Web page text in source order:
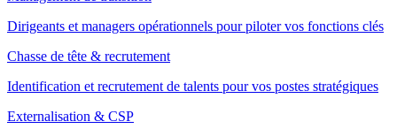
Dirigeants et managers opérationnels pour piloter vos fonctions clés
Chasse de tête & recrutement
Identification et recrutement de talents pour vos postes stratégiques
Externalisation & CSP